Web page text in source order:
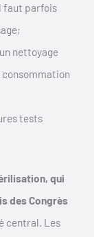
faut parfois
nettoyage
tests
qui
des Congrès
central. Les